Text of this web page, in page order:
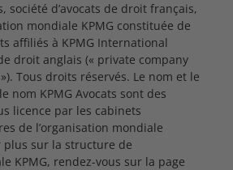
société d’avocats de droit français,
mondiale KPMG constituée de
affiliés à KPMG International
droit anglais (« private company
Tous droits réservés. Le nom et le
nom KPMG Avocats sont des
licence par les cabinets
de l’organisation mondiale
plus sur la structure de
KPMG, rendez-vous sur la page